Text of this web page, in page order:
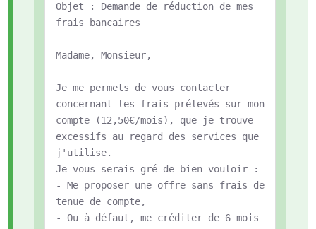
Objet : Demande de réduction de mes
frais bancaires
Madame, Monsieur,
Je me permets de vous contacter
concernant les frais prélevés sur mon
compte (12,50€/mois), que je trouve
excessifs au regard des services que
j'utilise.
Je vous serais gré de bien vouloir :
- Me proposer une offre sans frais de
tenue de compte,
- Ou à défaut, me créditer de 6 mois